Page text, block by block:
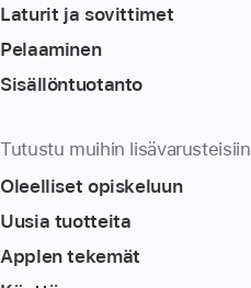
Laturit ja sovittimet
Pelaaminen
Sisällöntuotanto
Tutustu muihin lisävarusteisiin
Oleelliset opiskeluun
Uusia tuotteita
Applen tekemät